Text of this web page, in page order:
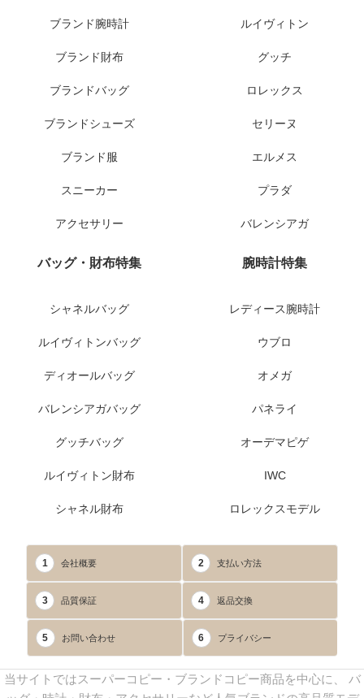
ブランド腕時計
ブランド財布
ブランドバッグ
ブランドシューズ
ブランド服
スニーカー
アクセサリー
ルイヴィトン
グッチ
ロレックス
セリーヌ
エルメス
プラダ
バレンシアガ
バッグ・財布特集
シャネルバッグ
ルイヴィトンバッグ
ディオールバッグ
バレンシアガバッグ
グッチバッグ
ルイヴィトン財布
シャネル財布
腕時計特集
レディース腕時計
ウブロ
オメガ
パネライ
オーデマピゲ
IWC
ロレックスモデル
1 会社概要 2 支払い方法
3 品質保証 4 返品交換
5 お問い合わせ 6 プライバシー
当サイトではスーパーコピー・ブランドコピー商品を中心に、 バ